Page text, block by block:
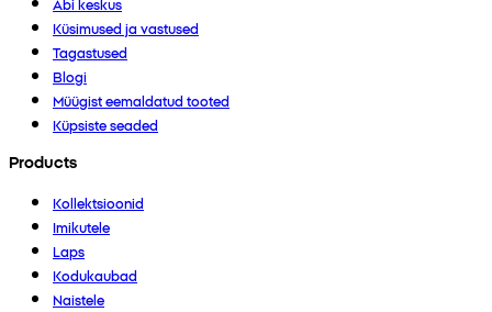
Küsimused ja vastused
Tagastused
Blogi
Müügist eemaldatud tooted
Küpsiste seaded
Products
Kollektsioonid
Imikutele
Laps
Kodukaubad
Naistele